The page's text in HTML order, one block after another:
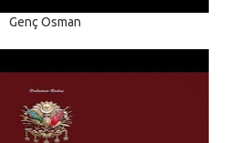
Genç Osman